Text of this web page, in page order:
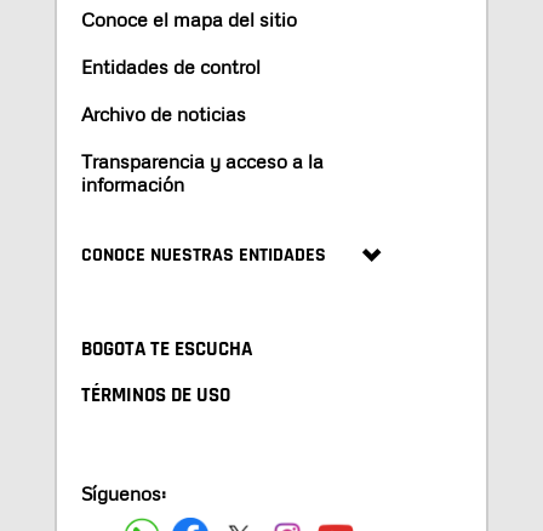
Conoce el mapa del sitio
Entidades de control
Archivo de noticias
Transparencia y acceso a la
información
CONOCE NUESTRAS ENTIDADES
BOGOTA TE ESCUCHA
TÉRMINOS DE USO
Síguenos: